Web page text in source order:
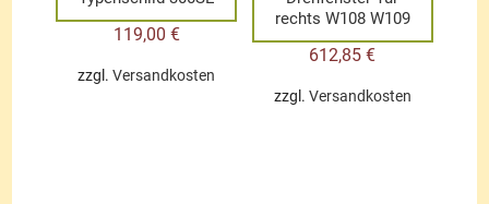
119,00 €
zzgl.Versandkosten
rechts W108 W109
612,85€
zzgl. Versandkosten